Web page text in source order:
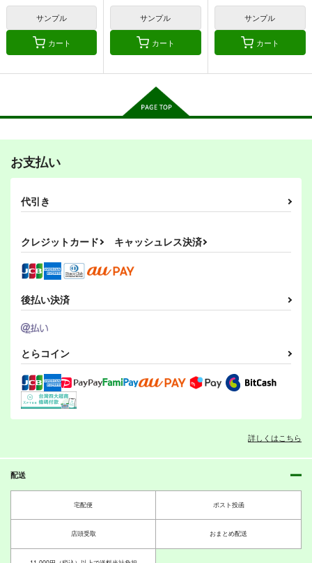
もっとも清潔なもの
乱痴気事虫所
110円
オリジナル
サンプル
カート
大越史記全書/陳紀
110円
竜の飼い方教えます26
110円
東秋院鈴子
ロイドでおんなの子
箱庭のアリス
660円
サンプル
25
110円
サンプル
リオ１
739円（税込）
サンプル
作品詳細
ろりん ちょい読み
東竜中華街
688円
作品詳細
のつれづれころりん
550円（税込）
作品詳細
ホームセンターウォー
東京ブルーレイカー
作品詳細
夏っぽいらくがき本
水槽
作品詳細
竜の飼い方教えます26
乱痴気事虫所
東秋院鈴子
作品詳細
サンプル
カート
サンプル
カート
アニキウサギ
サンプル
カート
お支払い
代引き
クレジットカード キャッシュレス決済
後払い決済
とらコイン
詳しくはこちら
配送
宅配便 ポスト投函
店頭受取 おまとめ配送